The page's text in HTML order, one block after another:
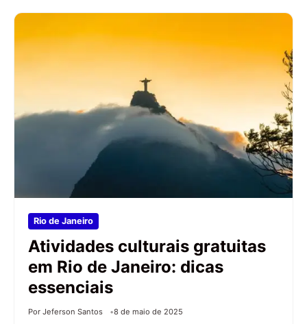
Rio de Janeiro
Atividades culturais gratuitas
em Rio de Janeiro: dicas
essenciais
Por Jeferson Santos 8 de maio de 2025